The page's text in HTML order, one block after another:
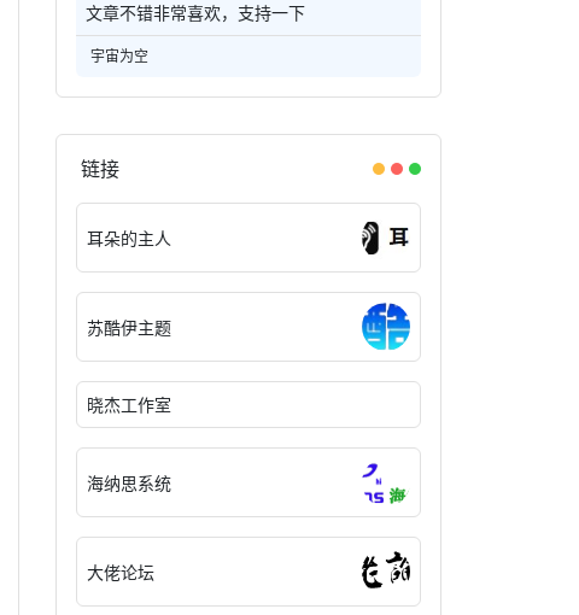
文章不错非常喜欢，支持一下
宇宙为空
链接
耳朵的主人
苏酷伊主题
晓杰工作室
海纳思系统
大佬论坛